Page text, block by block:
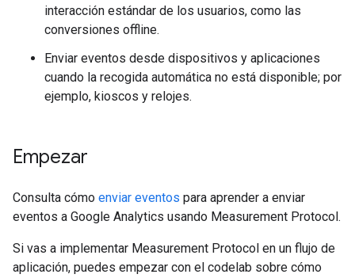
interacción estándar de los usuarios, como las
conversiones offline.
Enviar eventos desde dispositivos y aplicaciones
cuando la recogida automática no está disponible; por
ejemplo, kioscos y relojes.
Empezar
Consulta cómo enviar eventos para aprender a enviar
eventos a Google Analytics usando Measurement Protocol.
Si vas a implementar Measurement Protocol en un flujo de
aplicación, puedes empezar con el codelab sobre cómo